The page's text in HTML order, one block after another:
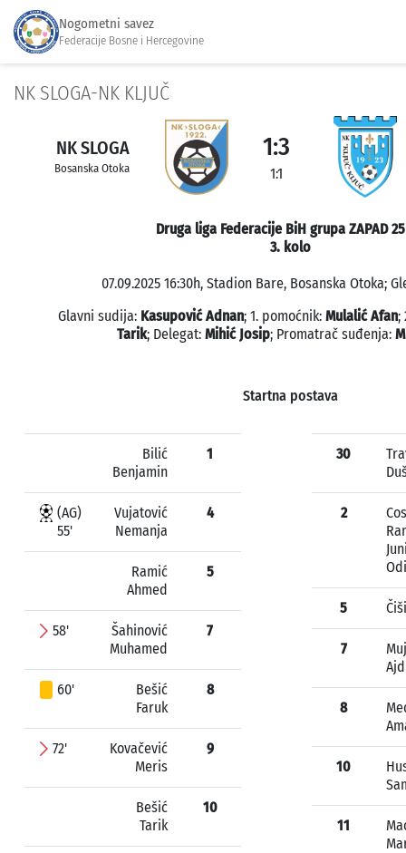
Nogometni savez
Federacije Bosne i Hercegovine
NK SLOGA-NK KLJUČ
NK SLOGA
Bosanska Otoka
1:3
1:1
Druga liga Federacije BiH grupa ZAPAD
3. kolo
07.09.2025 16:30h, Stadion Bare, Bosanska Otoka;
Glavni sudija: Kasupović Adnan; 1. pomoćnik: Mulalić Afan;
Tarik; Delegat: Mihić Josip; Promatrač suđenja:
Startna postava
Bilić
Benjamin
1
(AG)
55'
Vujatović
Nemanja
4
Ramić
Ahmed
5
58'
Šahinović
Muhamed
7
60'
Bešić
Faruk
8
72'
Kovačević
Meris
9
Bešić
Tarik
10
30
2
5
7
8
10
11